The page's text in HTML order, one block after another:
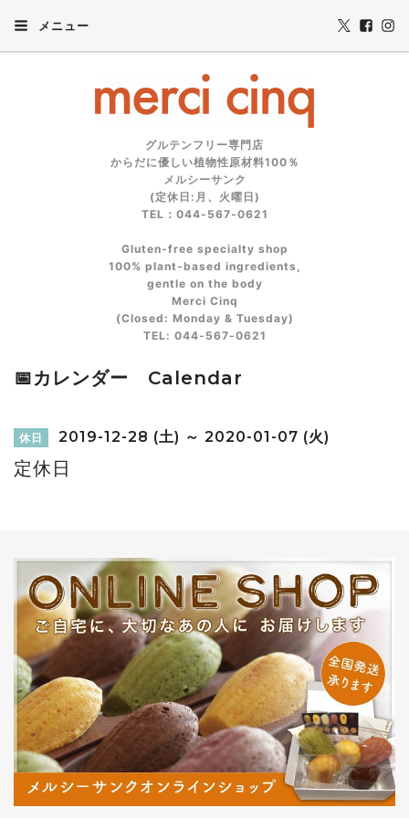
メニュー
グルテンフリー専門店
からだに優しい植物性原材料100％
メルシーサンク
(定休日:月、火曜日)
TEL：044-567-0621
Gluten‑free specialty shop
100% plant‑based ingredients,
gentle on the body
Merci Cinq
(Closed: Monday & Tuesday)
TEL: 044‑567‑0621
📅カレンダー Calendar
休日 2019-12-28 (土) ～ 2020-01-07 (火)
定休日